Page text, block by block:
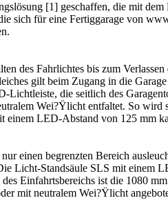
[1] geschaffen, die mit
sich für eine Fertiggarage von
des Fahrlichtes bis zum
gilt beim Zugang in die
die seitlich des
Wei?Ÿlicht entfaltet. So wird
einem LED-Abstand von 125 mm
einen begrenzten Bereich
Licht-Standsäule SLS mit
des Einfahrtsbereichs ist die 1080
mit neutralem Wei?Ÿlicht